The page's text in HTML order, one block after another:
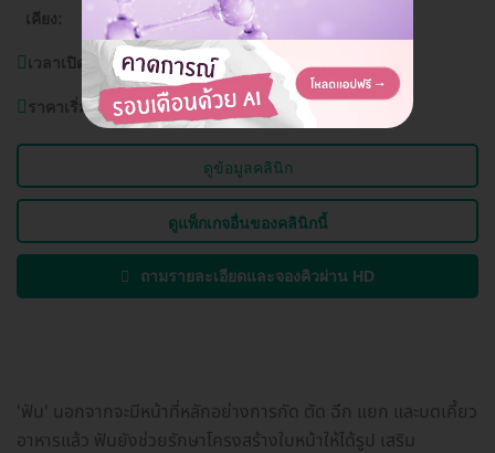
เคียง:
ราชมงคลกรุงเทพ
เวลาเปิดบริการ:วันจันทร์-อาทิตย์ (ทุกวัน) 10.30-20.30 น.
ราคาเริ่มต้นที่7,000 บาท
ดูข้อมูลคลินิก
ดูแพ็กเกจอื่นของคลินิกนี้
ถามรายละเอียดและจองคิวผ่าน HD
'ฟัน' นอกจากจะมีหน้าที่หลักอย่างการกัด ตัด ฉีก แยก และบดเคี้ยว
อาหารแล้ว ฟันยังช่วยรักษาโครงสร้างใบหน้าให้ได้รูป เสริม